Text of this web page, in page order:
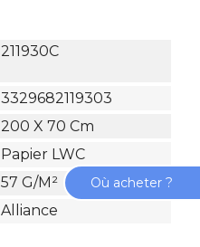
211930C
3329682119303
200 X 70 Cm
Papier LWC
57 G/m²
Alliance
Où acheter ?